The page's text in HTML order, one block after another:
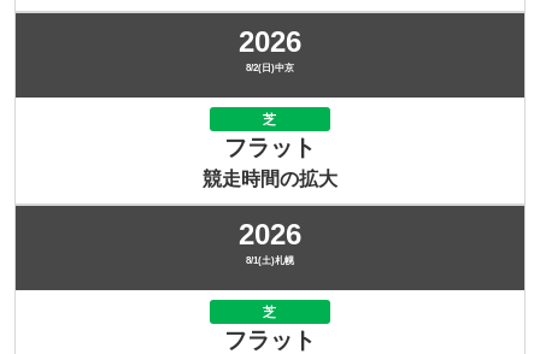
2026
8/2(日)中京
芝
フラット
競走時間の拡大
2026
8/1(土)札幌
芝
フラット